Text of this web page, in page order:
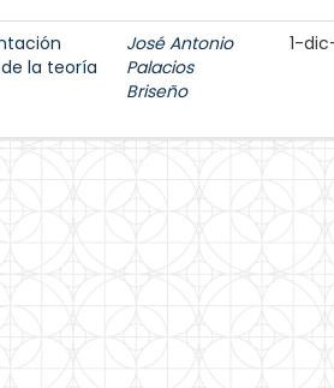
la teoría
José Antonio
Palacios
Briseño
1-